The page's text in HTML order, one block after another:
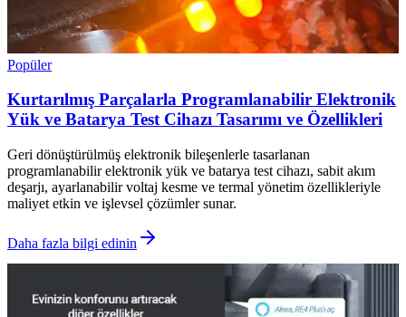
Popüler
Kurtarılmış Parçalarla Programlanabilir Elektronik
Yük ve Batarya Test Cihazı Tasarımı ve Özellikleri
Geri dönüştürülmüş elektronik bileşenlerle tasarlanan
programlanabilir elektronik yük ve batarya test cihazı, sabit akım
deşarjı, ayarlanabilir voltaj kesme ve termal yönetim özellikleriyle
maliyet etkin ve işlevsel çözümler sunar.
Daha fazla bilgi edinin